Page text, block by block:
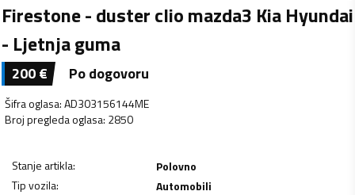
Firestone - duster clio mazda3 Kia Hyundai
- Ljetnja guma
200€ Po dogovoru
Šifra oglasa:AD303156144ME
Broj pregleda oglasa: 2850
Stanje artikla:
Polovno
Tip vozila:
Automobili